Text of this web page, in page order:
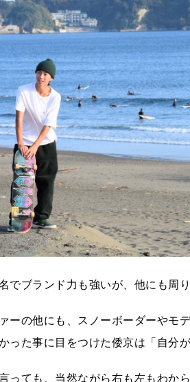
でブランド力も強いが、他にも周
ーの他にも、スノーボーダーやモ
った事に目をつけた倭京は「自分
っても、当然ながら右も左もわか